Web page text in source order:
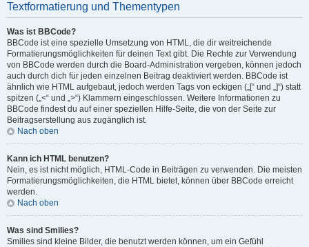
Textformatierung und Thementypen
Was ist BBCode?
BBCode ist eine spezielle Umsetzung von HTML, die dir weitreichende
Formatierungsmöglichkeiten für deinen Text gibt. Die Rechte zur Verwendung
von BBCode werden durch die Board-Administration vergeben, können jedoch
auch durch dich für jeden einzelnen Beitrag deaktiviert werden. BBCode ist
ähnlich wie HTML aufgebaut, jedoch werden Tags von eckigen („[“ und „]“) statt
spitzen („<“ und „>“) Klammern eingeschlossen. Weitere Informationen zu
BBCode findest du auf einer speziellen Hilfe-Seite, die von der Seite zur
Beitragserstellung aus zugänglich ist.
Nach oben
Kann ich HTML benutzen?
Nein, es ist nicht möglich, HTML-Code in Beiträgen zu verwenden. Die meisten
Formatierungsmöglichkeiten, die HTML bietet, können über BBCode erreicht
werden.
Nach oben
Was sind Smilies?
Smilies sind kleine Bilder, die benutzt werden können, um ein Gefühl